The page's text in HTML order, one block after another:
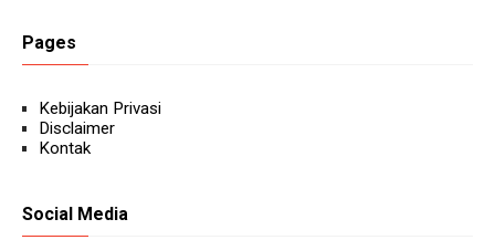
Pages
Kebijakan Privasi
Disclaimer
Kontak
Social Media